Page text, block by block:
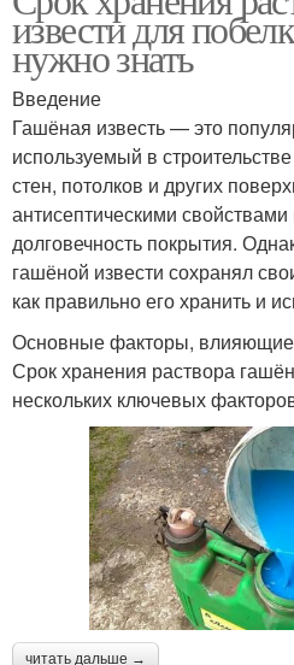
извести для
нужно знать
Введение
Гашёная известь — это
используемый в
стен, потолков и других
антисептическими
долговечность покрытия.
гашёной извести сохранял
как правильно его хранить и
Основные факторы, влияющие
Срок хранения раствора
нескольких ключевых
читать дальше →